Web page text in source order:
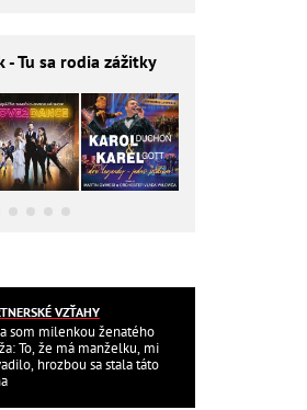
- Tu sa rodia zážitky
VZŤAHY
som milenkou ženatého
To, že má manželku, mi
hrozbou sa stala táto